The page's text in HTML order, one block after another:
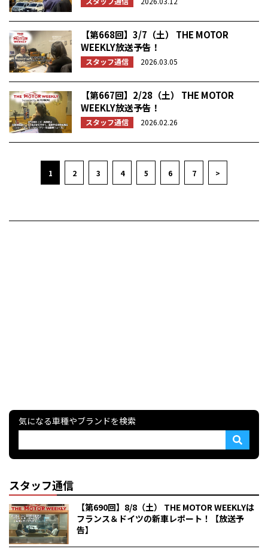
【第668回】3/7（土） THE MOTOR
WEEKLY放送予告！
スタッフ通信 2026.03.05
【第667回】2/28（土） THE MOTOR
WEEKLY放送予告！
スタッフ通信 2026.02.26
1 2 3 4 5 6 7 >
気になる車種やブランドを検索
スタッフ通信
【第690回】8/8（土） THE MOTOR WEEKLYは
フランス＆ドイツの新車レポート！【放送予
告】